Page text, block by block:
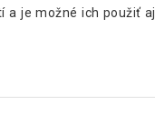
je možné ich použiť